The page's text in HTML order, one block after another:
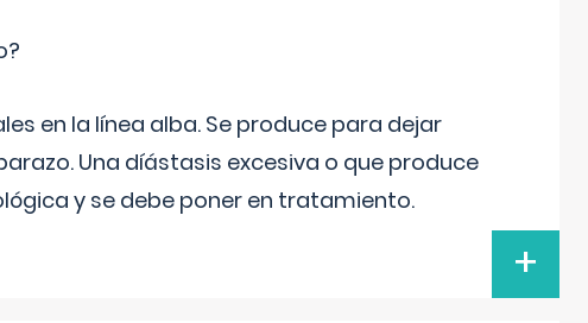
en la línea alba. Se produce para dejar
Una díástasis excesiva o que produce
y se debe poner en tratamiento.
+